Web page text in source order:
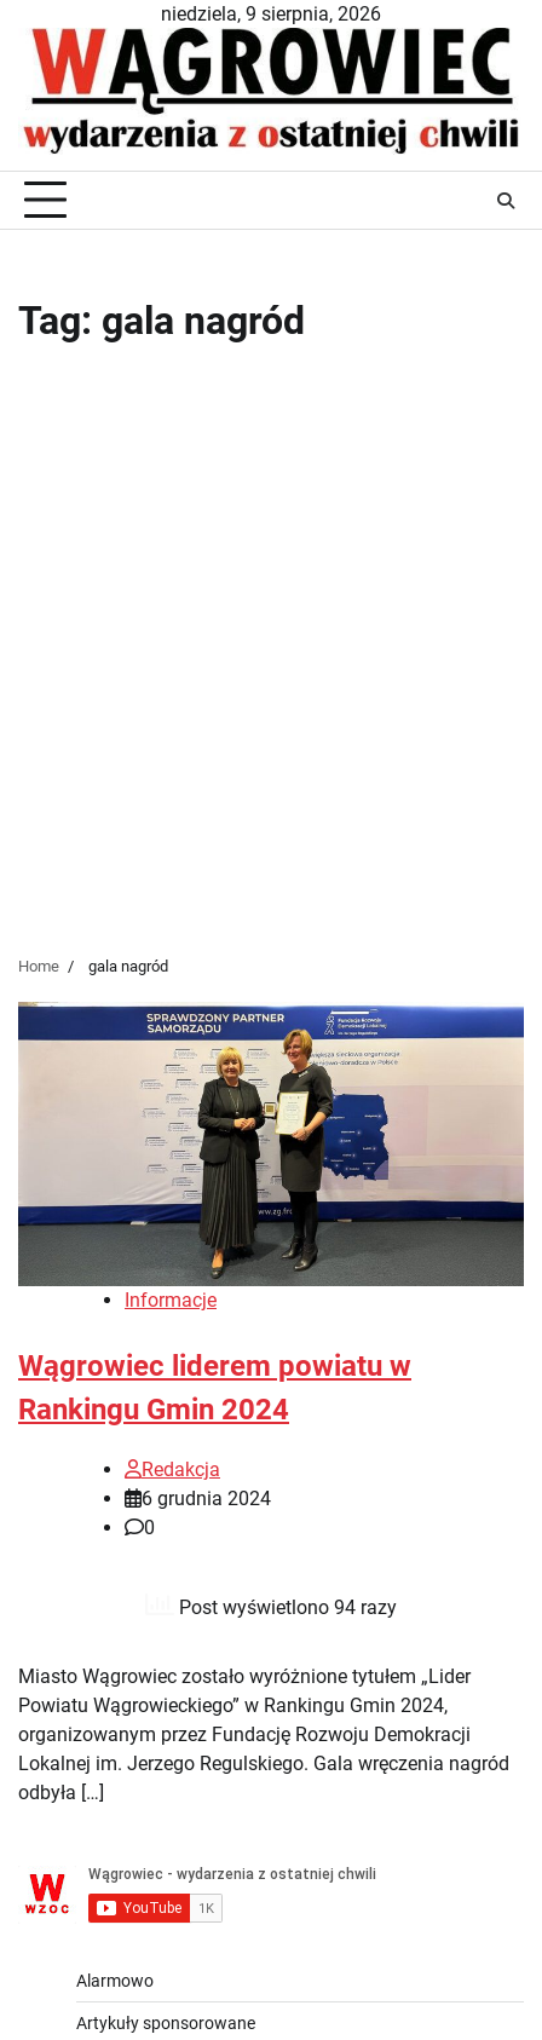
content
niedziela, 9 sierpnia, 2026
Tag: gala nagród
Home gala nagród
Informacje
Wągrowiec liderem powiatu w
Rankingu Gmin 2024
Redakcja
6 grudnia 2024
0
Post wyświetlono 94 razy
Miasto Wągrowiec zostało wyróżnione tytułem „Lider
Powiatu Wągrowieckiego” w Rankingu Gmin 2024,
organizowanym przez Fundację Rozwoju Demokracji
Lokalnej im. Jerzego Regulskiego. Gala wręczenia nagród
odbyła […]
Alarmowo
Artykuły sponsorowane